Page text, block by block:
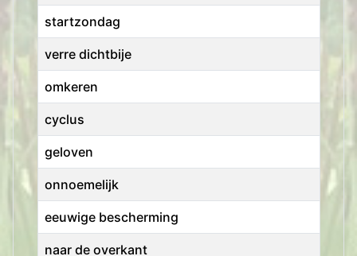
startzondag
verre dichtbije
omkeren
cyclus
geloven
onnoemelijk
eeuwige bescherming
naar de overkant